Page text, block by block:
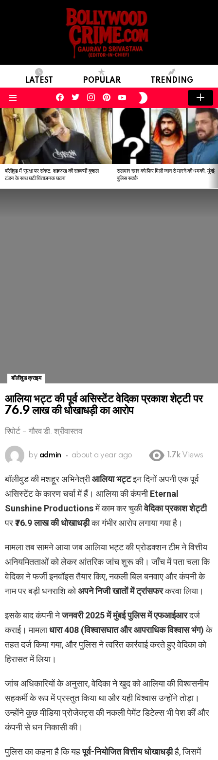
LATEST POPULAR TRENDING
facebooktwitterinstagram youtube
LATEST
STORIES
बॉलीवुड में सुरक्षा पर संकट: शाहरुख की सहकर्मी कुशल
टंडन के साथ घटी चिंताजनक घटना
सलमान खान को फिर मिली जान से मारने की धमकी, मुंबई
पुलिस सतर्क
बॉलीवुड क्राइम
आलिया भट्ट की पूर्व असिस्टेंट वेदिका प्रकाश शेट्टी पर
76.9 लाख की धोखाधड़ी का आरोप
रिपोर्ट – गौरव डी. श्रीवास्तव
by admin about a year ago 1.7k Views
बॉलीवुड की मशहूर अभिनेत्रीआलिया भट्टइन दिनों अपनी एक पूर्व
असिस्टेंट के कारण चर्चा में हैं। आलिया की कंपनीEternal
Sunshine Productionsमें काम कर चुकीवेदिका प्रकाश शेट्टी
पर₹76.9 लाख की धोखाधड़ीका गंभीर आरोप लगाया गया है।
मामला तब सामने आया जब आलिया भट्ट की प्रोडक्शन टीम ने वित्तीय
अनियमितताओं को लेकर आंतरिक जांच शुरू की। जाँच में पता चला कि
वेदिका ने फर्जी इनवॉइस तैयार किए, नकली बिल बनवाए और कंपनी के
नाम पर बड़ी धनराशि कोअपने निजी खातों में ट्रांसफरकरवा लिया।
इसके बाद कंपनी नेजनवरी 2025 में मुंबई पुलिस में एफआईआरदर्ज
कराई। मामलाधारा 408 (विश्वासघात और आपराधिक विश्वास भंग)के
तहत दर्ज किया गया, और पुलिस ने त्वरित कार्रवाई करते हुए वेदिका को
हिरासत में लिया।
जांच अधिकारियों के अनुसार, वेदिका ने खुद को आलिया की विश्वसनीय
सहकर्मी के रूप में प्रस्तुत किया था और यही विश्वास उन्होंने तोड़ा।
उन्होंने कुछ मीडिया प्रोजेक्ट्स की नकली पेमेंट डिटेल्स भी पेश कीं और
कंपनी से धन निकासी की।
पुलिस का कहना है कि यहपूर्व-नियोजित वित्तीय धोखाधड़ीहै, जिसमें